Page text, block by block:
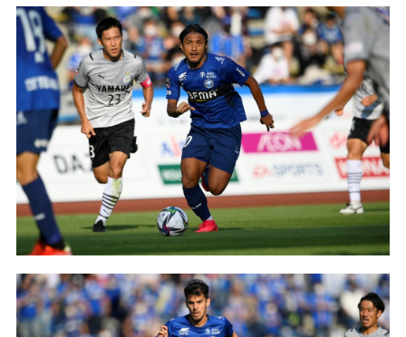
スクール
その他
スタジアムマップ
観戦方法を知る
スタジアム観戦ガイド
観戦マナー＆ルール
ビジターサポーターの皆様へ
車イスでの観戦
試合運営管理規程
シーズンシート
ＦＣ町田ゼルビアをサポート
トレーニングの見学・ファンサービス
ボランティア
ＦＣ町田ゼルビアカレンダー
三輪緑山ベースを利用
三輪緑山ベースご利用案内
ユニフォーム
ホームタウントップ
ゼルビアアシスト募集
ゼルビアアシスト協賛企業一覧
ゼルナビ
ＦＣ町田ゼルビアスポーツクラブ
ゼルビアフットサルパーク
パートナー
パートナートップ
パートナー企業一覧
お問い合わせ利用規約肖像権・ロゴについてプライバシ
FOLLOW